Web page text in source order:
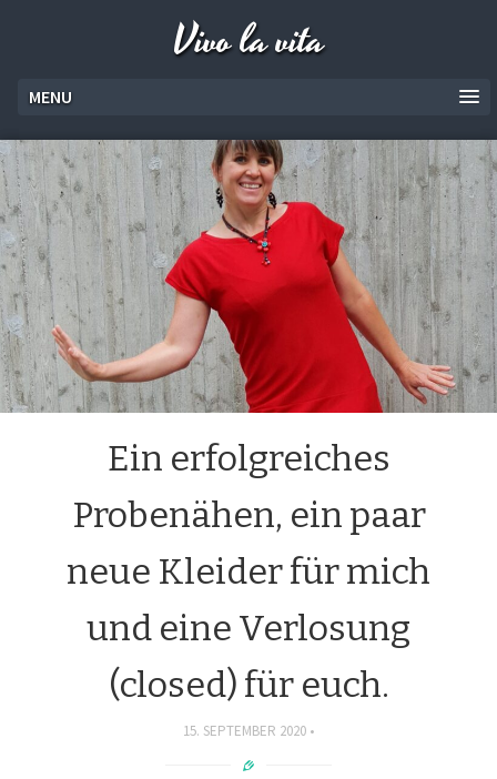
Vivo la vita
MENU
Ein erfolgreiches
Probenähen, ein paar
neue Kleider für mich
und eine Verlosung
(closed) für euch.
15. SEPTEMBER 2020